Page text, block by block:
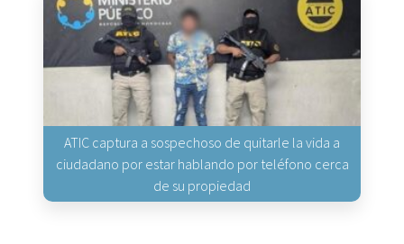
ATIC captura a sospechoso de quitarle la vida a
ciudadano por estar hablando por teléfono cerca
de su propiedad